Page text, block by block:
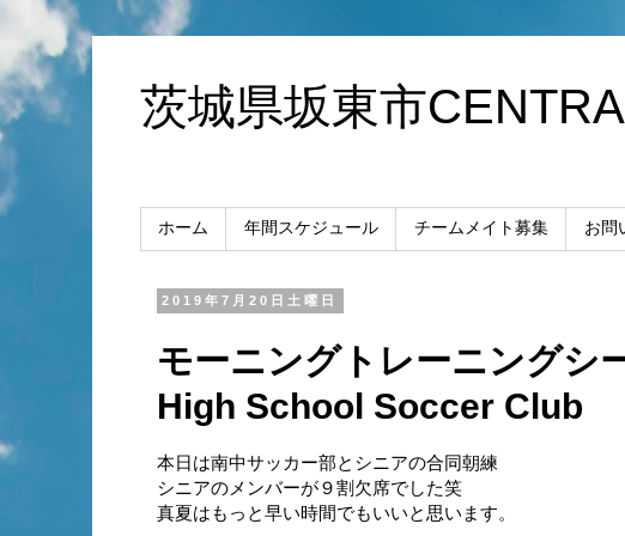
茨城県坂東市
ホーム 年間スケジュール チームメイト募集 お問
2019年7月20日土曜日
モーニングトレーニングシ
High School Soccer Club
本日は南中サッカー部とシニアの合同朝練
シニアのメンバーが９割欠席でした笑
真夏はもっと早い時間でもいいと思います。